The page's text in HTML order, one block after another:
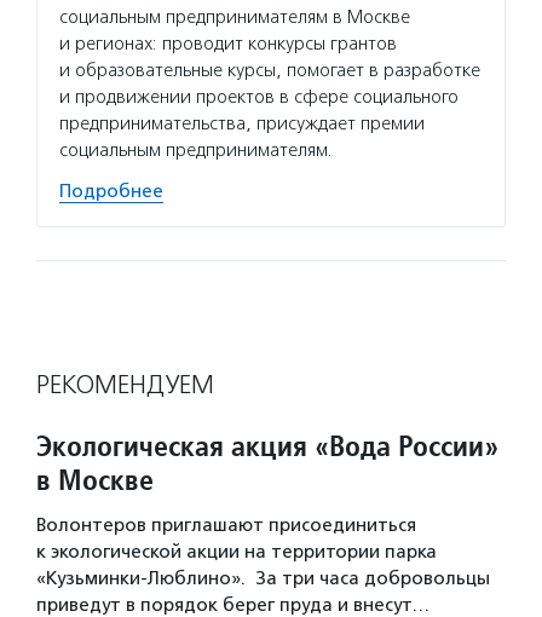
социальным предпринимателям в Москве
и регионах: проводит конкурсы грантов
и образовательные курсы, помогает в разработке
и продвижении проектов в сфере социального
предпринимательства, присуждает премии
социальным предпринимателям.
Подробнее
РЕКОМЕНДУЕМ
Экологическая акция «Вода России»
в Москве
Волонтеров приглашают присоединиться
к экологической акции на территории парка
«Кузьминки-Люблино». За три часа добровольцы
приведут в порядок берег пруда и внесут…